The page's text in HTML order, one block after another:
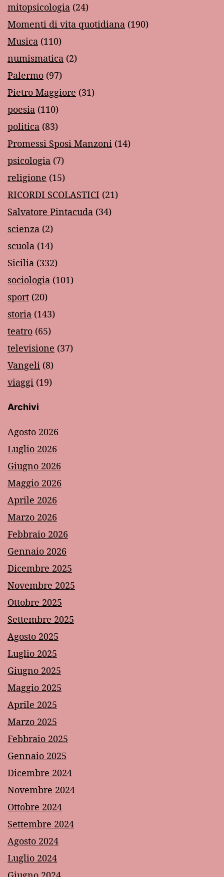
mitopsicologia (24)
Momenti di vita quotidiana (190)
Musica (110)
numismatica (2)
Palermo (97)
Pietro Maggiore (31)
poesia (110)
politica (83)
Promessi Sposi Manzoni (14)
psicologia (7)
religione (15)
RICORDI SCOLASTICI (21)
Salvatore Pintacuda (34)
scienza (2)
scuola (14)
Sicilia (332)
sociologia (101)
sport (20)
storia (143)
teatro (65)
televisione (37)
Vangeli (8)
viaggi (19)
Archivi
Agosto 2026
Luglio 2026
Giugno 2026
Maggio 2026
Aprile 2026
Marzo 2026
Febbraio 2026
Gennaio 2026
Dicembre 2025
Novembre 2025
Ottobre 2025
Settembre 2025
Agosto 2025
Luglio 2025
Giugno 2025
Maggio 2025
Aprile 2025
Marzo 2025
Febbraio 2025
Gennaio 2025
Dicembre 2024
Novembre 2024
Ottobre 2024
Settembre 2024
Agosto 2024
Luglio 2024